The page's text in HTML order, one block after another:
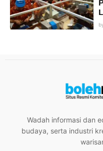
Wadah informasi dan
budaya, serta industri